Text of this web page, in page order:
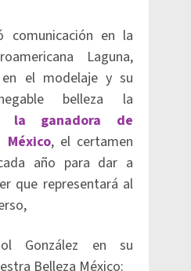
comunicación en la
Laguna,
el modelaje y su
belleza la
la ganadora de
México, el certamen
año para dar a
que representará al
González en su
Belleza México: